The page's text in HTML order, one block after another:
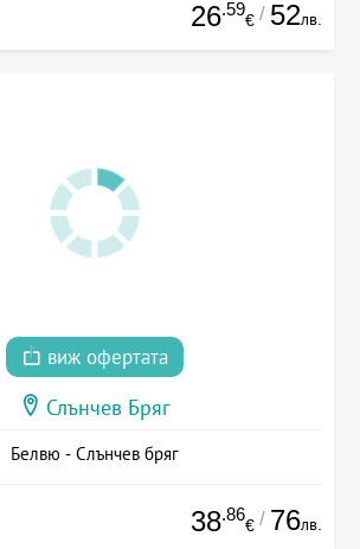
26.59
€ / 52лв.
виж офертата
Слънчев Бряг
Белвю - Слънчев бряг
38.86
€ / 76лв.